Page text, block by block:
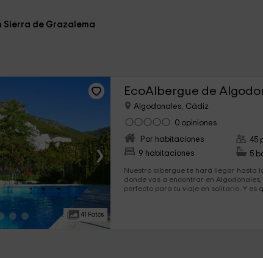
Sierra de Grazalema
›
41 Fotos
EcoAlbergue de
Algodonales, Cádiz
0 opiniones
Por habitaciones
9 habitaciones
45
5
Nuestro albergue te hará llegar hasta
donde vas a encontrar en
perfecto para tu viaje en solitario. Y es que, este albergue con